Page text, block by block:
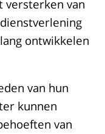
versterken van
ontwikkelen
van hun
kunnen
van